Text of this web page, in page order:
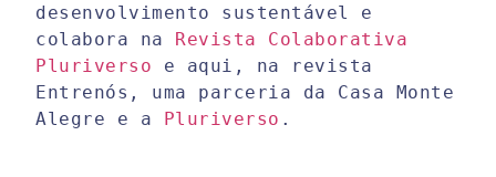
desenvolvimento sustentável e
colabora na Revista Colaborativa
Pluriverso e aqui, na revista
Entrenós, uma parceria da Casa Monte
Alegre e a Pluriverso .